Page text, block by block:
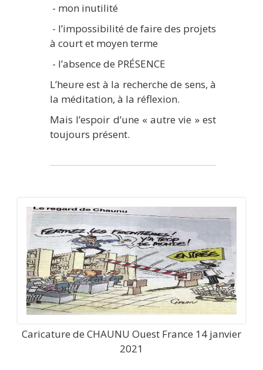
- mon inutilité
- l’impossibilité de faire des projets
à court et moyen terme
- l’absence de PRÉSENCE
L’heure est à la recherche de sens, à
la méditation, à la réflexion.
Mais l’espoir d’une « autre vie » est
toujours présent.
Caricature de CHAUNU Ouest France 14 janvier
2021